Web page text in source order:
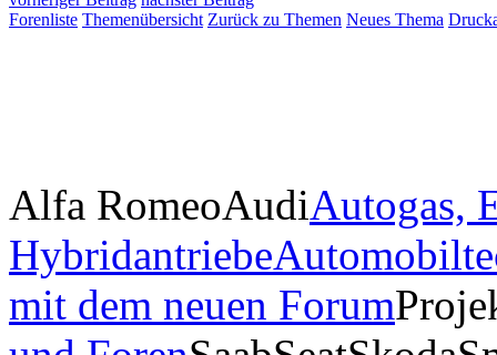
Forenliste Themenübersicht Zurück zu Themen Neues Thema
Alfa RomeoAudiAutogas,
Hybridantriebe
mit dem neuen Forum